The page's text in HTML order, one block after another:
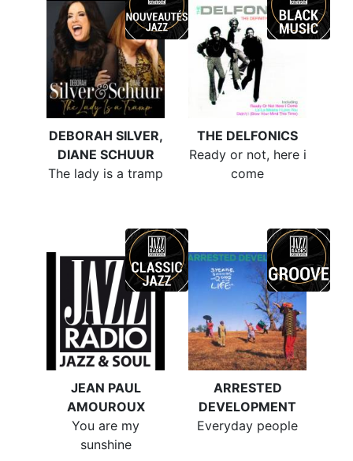
DEBORAH SILVER,
DIANE SCHUUR
The lady is a tramp
THE DELFONICS
Ready or not, here i
come
JEAN PAUL
AMOUROUX
You are my
sunshine
ARRESTED
DEVELOPMENT
Everyday people